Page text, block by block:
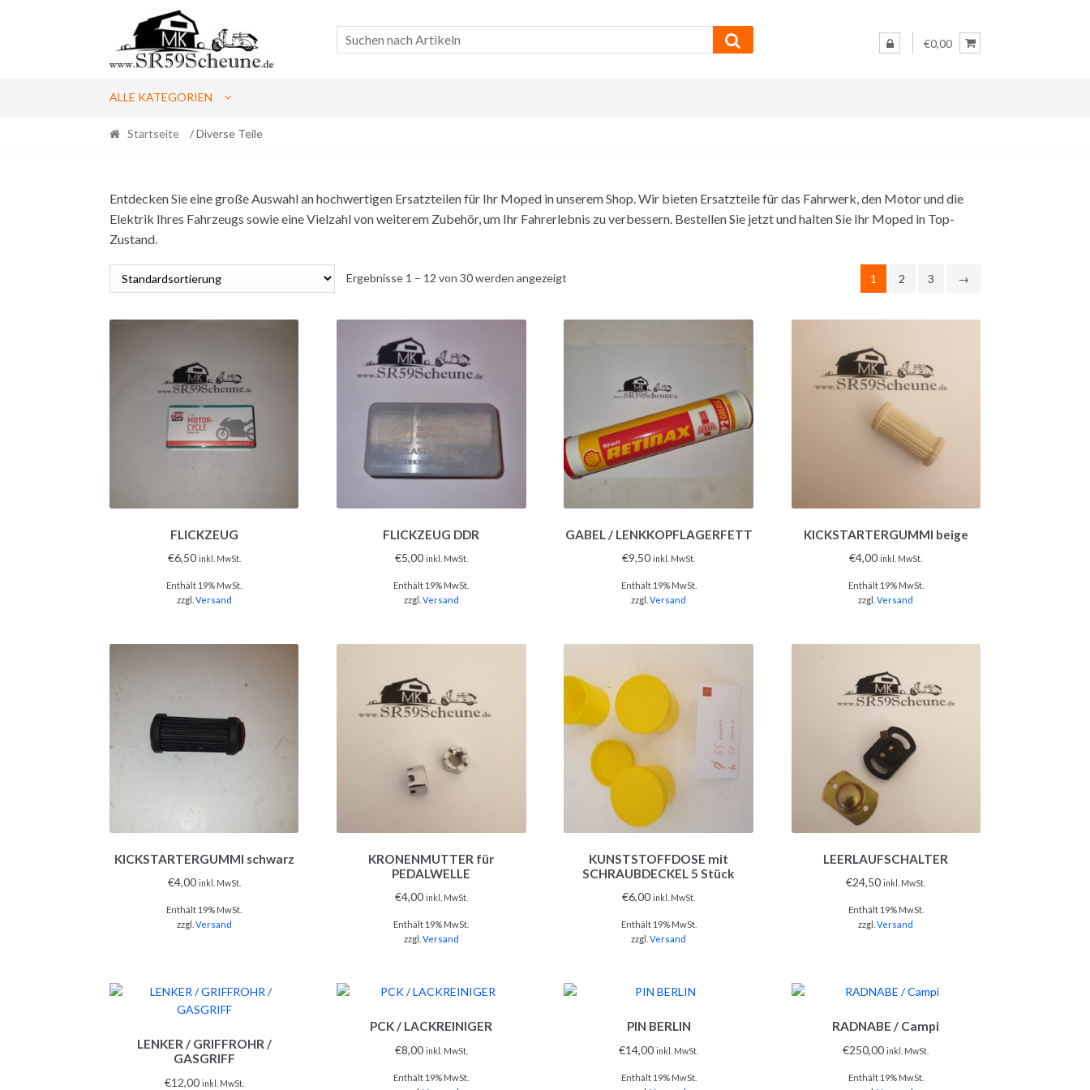
navigation
content
€0,00
ALLE KATEGORIEN
Startseite / Diverse Teile
Entdecken Sie eine große Auswahl an hochwertigen Ersatzteilen für Ihr Moped in unserem Shop. Wir bieten Ersatzteile für das Fahrwerk, den Motor und die
Elektrik Ihres Fahrzeugs sowie eine Vielzahl von weiterem Zubehör, um Ihr Fahrerlebnis zu verbessern. Bestellen Sie jetzt und halten Sie Ihr Moped in Top-
Zustand.
Ergebnisse 1 – 12 von 30 werden angezeigt 1 2 3 →
FLICKZEUG
€6,50 inkl. MwSt.
Enthält 19% MwSt.
zzgl. Versand
FLICKZEUG DDR
€5,00 inkl. MwSt.
Enthält 19% MwSt.
zzgl. Versand
GABEL / LENKKOPFLAGERFETT
€9,50 inkl. MwSt.
Enthält 19% MwSt.
zzgl.Versand
KICKSTARTERGUMMI beige
€4,00 inkl. MwSt.
Enthält 19% MwSt.
zzgl.Versand
KICKSTARTERGUMMI schwarz
€4,00 inkl. MwSt.
Enthält 19% MwSt.
zzgl. Versand
KRONENMUTTER für
PEDALWELLE
€4,00 inkl. MwSt.
Enthält 19% MwSt.
zzgl. Versand
KUNSTSTOFFDOSE mit
SCHRAUBDECKEL 5 Stück
€6,00 inkl. MwSt.
Enthält 19% MwSt.
zzgl.Versand
LEERLAUFSCHALTER
€24,50 inkl. MwSt.
Enthält 19% MwSt.
zzgl.Versand
LENKER / GRIFFROHR /
GASGRIFF
€12,00 inkl. MwSt.
PCK / LACKREINIGER
€8,00 inkl. MwSt.
Enthält 19% MwSt.
PIN BERLIN
€14,00 inkl. MwSt.
Enthält 19% MwSt.
RADNABE / Campi
€250,00 inkl. MwSt.
Enthält 19% MwSt.